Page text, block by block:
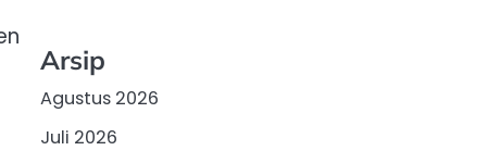
Arsip
Agustus 2026
Juli 2026